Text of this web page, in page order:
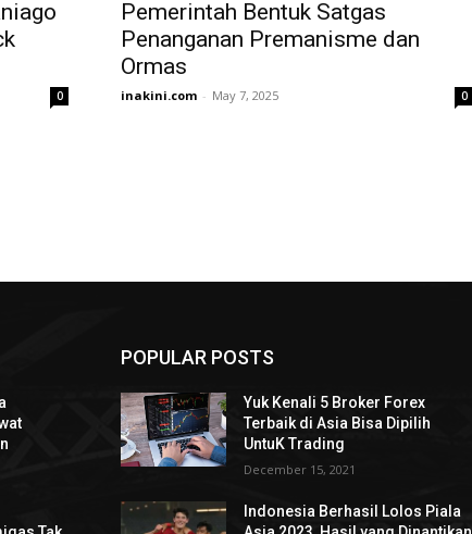
0
Pemerintah Bentuk Satgas
Penanganan Premanisme dan
Ormas
inakini.com - May 7, 2025 0
POPULAR POSTS
Yuk Kenali 5 Broker Forex
Terbaik di Asia Bisa Dipilih
UntuK Trading
December 15, 2021
Indonesia Berhasil Lolos Piala